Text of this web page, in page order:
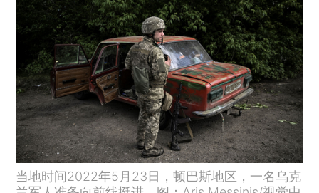
当地时间2022年5月23日，顿巴斯地区，一名乌克